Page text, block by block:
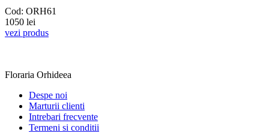
Cod: ORH61
1050 lei
vezi produs
Floraria Orhideea
Despe noi
Marturii clienti
Intrebari frecvente
Termeni si conditii